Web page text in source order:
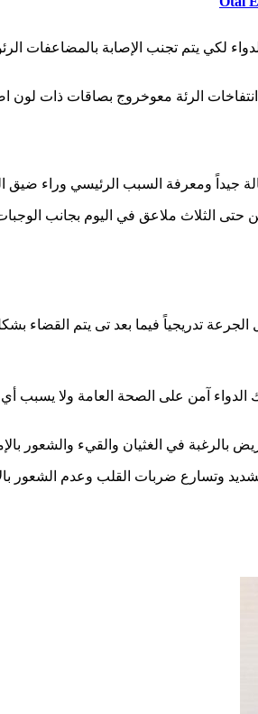
الرئة معوخروج بصاقات ذات لون
الثلاث ملاعق في اليوم بجانب
ذلك الدواء آمن على الصحة العامة ولا
وتسارع ضربات القلب وعدم الشعور